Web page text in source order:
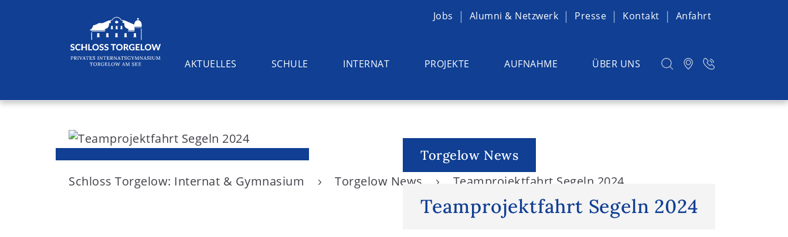
S
Jobs Alumni & Netzwerk Presse Kontakt Anfahrt
AKTUELLES SCHULE INTERNAT PROJEKTE AUFNAHME ÜBER UNS
Suchen Torgelow News
Teamprojektfahrt Segeln 2024
Schloss Torgelow: Internat & Gymnasium Torgelow News Teamprojektfahrt Segeln 2024